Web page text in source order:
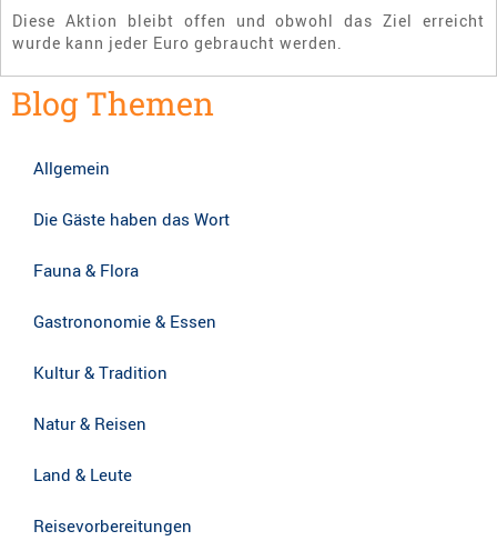
Diese Aktion bleibt offen und obwohl das Ziel erreicht
wurde kann jeder Euro gebraucht werden.
Blog Themen
Allgemein
Die Gäste haben das Wort
Fauna & Flora
Gastrononomie & Essen
Kultur & Tradition
Natur & Reisen
Land & Leute
Reisevorbereitungen